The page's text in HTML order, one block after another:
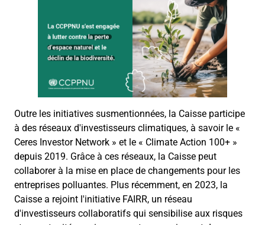
Outre les initiatives susmentionnées, la Caisse participe
à des réseaux d'investisseurs climatiques, à savoir le «
Ceres InvestorNetwork » et le « Climate Action 100+ »
depuis 2019. Grâce à ces réseaux, la Caisse peut
collaborer à la mise en place de changements pour les
entreprises polluantes. Plus récemment, en 2023, la
Caisse a rejoint l'initiative FAIRR, un réseau
d'investisseurs collaboratifs qui sensibilise aux risques